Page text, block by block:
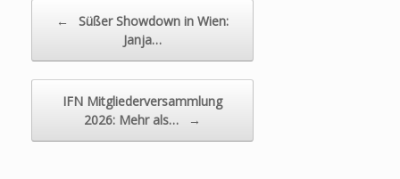
←
Süßer Showdown in Wien:
Janja…
IFN Mitgliederversammlung
2026: Mehr als…
→